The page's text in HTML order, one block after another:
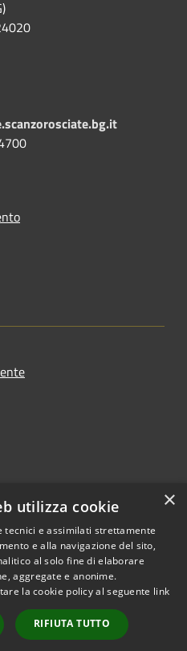
Copyright © 2026 • Comune di
Scanzorosciate • Powered by
Municipium•
Accesso
redazione
×
utilizza cookie
tecnici e assimilati strettamente
e alla navigazione del sito,
al solo fine di elaborare
aggregate e anonime.
la cookie policy al seguente link
RIFIUTA TUTTO